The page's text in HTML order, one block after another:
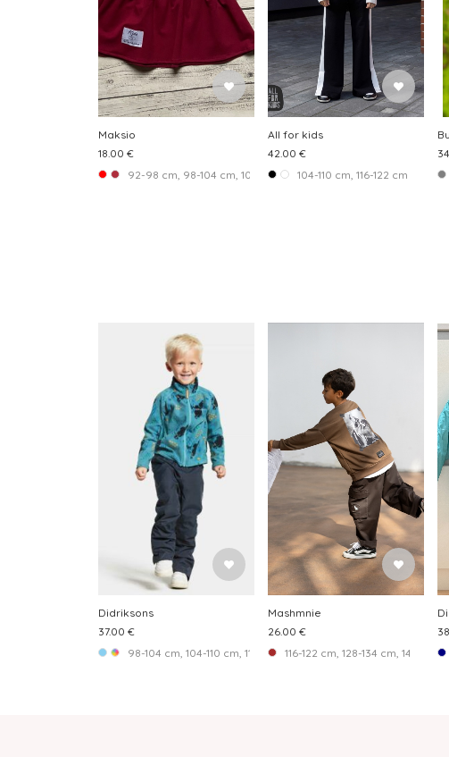
Maksio
18.00 €
92-98 cm, 98-104 cm, 104-110 cm, 110-116 cm, 116-122 cm, 122-128
All for kids
42.00 €
104-110 cm, 116-122 cm
Didriksons
37.00 €
98-104 cm, 104-110 cm, 116-122 cm, 122-128 cm
Mashmnie
26.00 €
116-122 cm, 128-134 cm, 140-146